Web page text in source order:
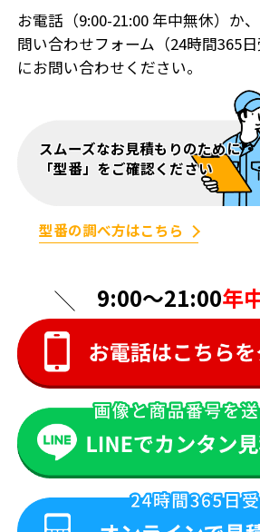
お電話（9:00-21:00 年中無休）か
問い合わせフォーム（24時間365
にお問い合わせください。
スムーズなお見積もりのために
「型番」をご確認ください
型番の調べ方はこちら
9:00〜21:00年